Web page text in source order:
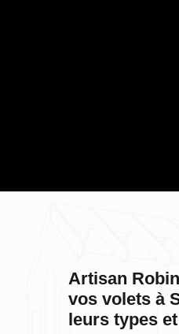
Artisan
vos volets à
leurs types